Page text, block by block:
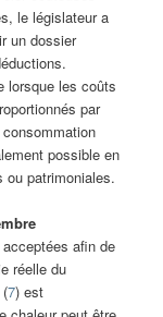
le législateur a
un dossier
lorsque les coûts
par
possible en
ou patrimoniales.
afin de
réelle du
7) est